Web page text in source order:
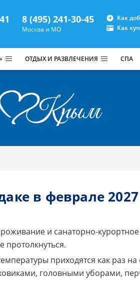
8 (495) 241-30-45
Москва и МО
Как
Как
ОТДЫХ И РАЗВЛЕЧЕНИЯ СПА
в феврале 2027
и санаторно-
протолкнуться.
приходятся как раз
головными уборами,